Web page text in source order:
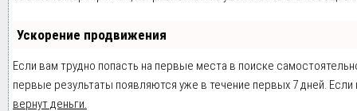
Ускорение продвижения
Если вам трудно попасть на первые места в поиске
первые результаты появляются уже в течение первых 7 дней.
вернут деньги.